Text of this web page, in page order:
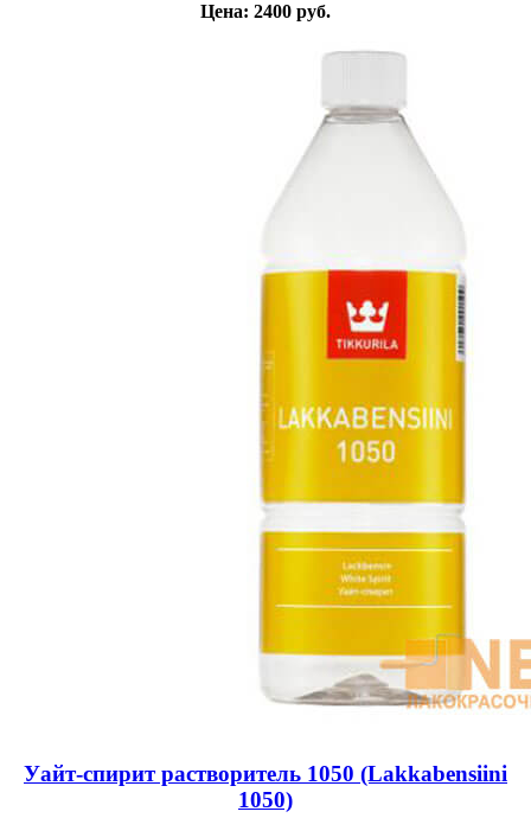
Цена: 2400 руб.
Уайт-спирит растворитель 1050 (Lakkabensiini
1050)